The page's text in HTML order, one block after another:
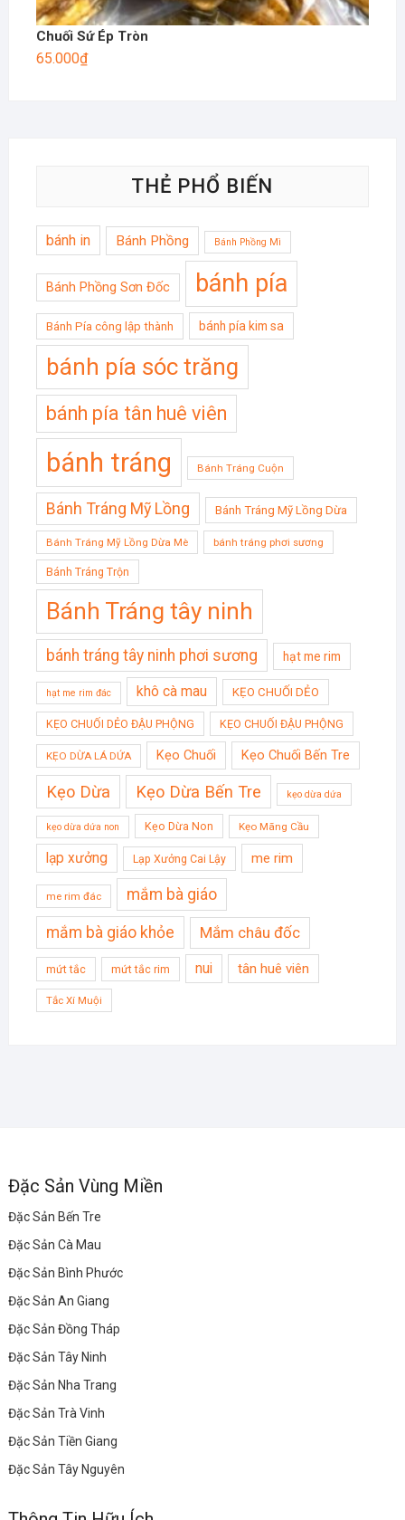
Chuối Sứ Ép Tròn
65.000₫
THẺ PHỔ BIẾN
bánh in Bánh Phồng Bánh Phồng Mì
Bánh Phồng Sơn Đốc bánh pía
Bánh Pía công lập thành bánh pía kim sa
bánh pía sóc trăng
bánh pía tân huê viên
bánh tráng Bánh Tráng Cuộn
Bánh Tráng Mỹ Lồng Bánh Tráng Mỹ Lồng Dừa
Bánh Tráng Mỹ Lồng Dừa Mè bánh tráng phơi sương
Bánh Tráng Trộn
Bánh Tráng tây ninh
bánh tráng tây ninh phơi sương hạt me rim
hạt me rim đác khô cà mau KẸO CHUỐI DẺO
KẸO CHUỐI DẺO ĐẬU PHỘNG KẸO CHUỐI ĐẬU PHỘNG
KẸO DỪA LÁ DỨA Kẹo Chuối Kẹo Chuối Bến Tre
Kẹo Dừa Kẹo Dừa Bến Tre kẹo dừa dứa
kẹo dừa dứa non Kẹo Dừa Non Kẹo Mãng Cầu
lạp xưởng Lạp Xưởng Cai Lậy me rim
me rim đác mắm bà giáo
mắm bà giáo khỏe Mắm châu đốc
mứt tắc mứt tắc rim nui tân huê viên
Tắc Xí Muội
Đặc Sản Vùng Miền
Đặc Sản Bến Tre
Đặc Sản Cà Mau
Đặc Sản Bình Phước
Đặc Sản An Giang
Đặc Sản Đồng Tháp
Đặc Sản Tây Ninh
Đặc Sản Nha Trang
Đặc Sản Trà Vinh
Đặc Sản Tiền Giang
Đặc Sản Tây Nguyên